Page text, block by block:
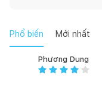
Phổ biến Mới nhất
Phương Dung